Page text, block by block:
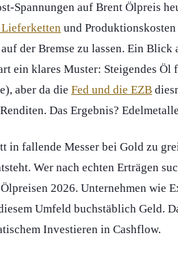
Spannungen auf Brent Ölpreis
und
der Bremse zu lassen. Ein
ein klares Muster: Steigendes
aber da die Fed und die EZB
Das Ergebnis?
in fallende Messer bei Gold zu
Wer nach echten Erträgen
2026. Unternehmen wie
Umfeld buchstäblich Geld.
Investieren in Cashflow.